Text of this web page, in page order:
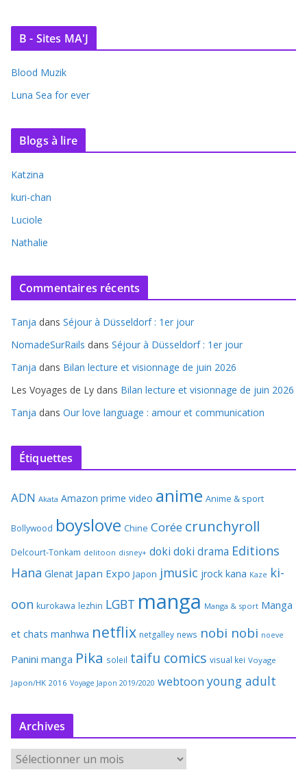
B - Sites MA'J
Blood Muzik
Luna Sea for ever
Blogs à lire
Katzina
kuri-chan
Luciole
Nathalie
Commentaires récents
Tanja dans Séjour à Düsseldorf : 1er jour
NomadeSurRails dans Séjour à Düsseldorf : 1er jour
Tanja dans Bilan lecture et visionnage de juin 2026
Les Voyages de Ly dans Bilan lecture et visionnage de juin 2026
Tanja dans Our love language : amour et communication
Étiquettes
ADN Akata Amazon prime video anime Anime & sport
Bollywood boyslove Chine Corée crunchyroll
Delcourt-Tonkam delitoon disney+ doki doki drama Editions
Hana Glenat Japan Expo Japon jmusic jrock kana Kaze ki-
oon kurokawa lezhin LGBT manga Manga & sport Manga
et chats manhwa netflix netgalley news nobi nobi noeve
Panini manga Pika soleil taifu comics visual kei Voyage
Japon/HK 2016 Voyage Japon 2019/2020 webtoon young adult
Archives
r